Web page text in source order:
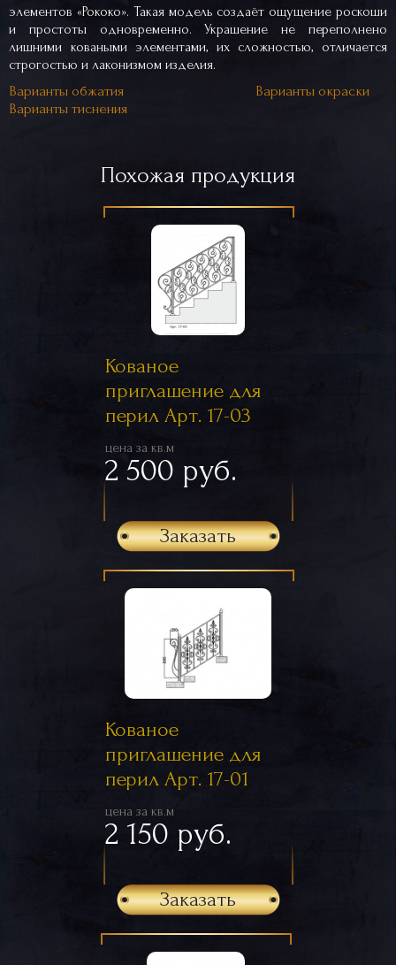
элементов «Рококо». Такая модель создаёт ощущение роскоши
и простоты одновременно. Украшение не переполнено
лишними коваными элементами, их сложностью, отличается
строгостью и лаконизмом изделия.
Варианты обжатия
Варианты окраски
Варианты тиснения
Похожая продукция
Кованое
приглашение для
перил Арт. 17-03
цена за кв.м
2 500 руб.
Заказать
Кованое
приглашение для
перил Арт. 17-01
цена за кв.м
2 150 руб.
Заказать